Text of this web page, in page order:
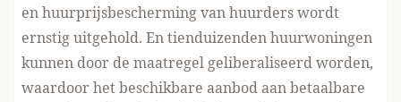
en huurprijsbescherming van huurders wordt
ernstig uitgehold. En tienduizenden huurwoningen
kunnen door de maatregel geliberaliseerd worden,
waardoor het beschikbare aanbod aan betaalbare